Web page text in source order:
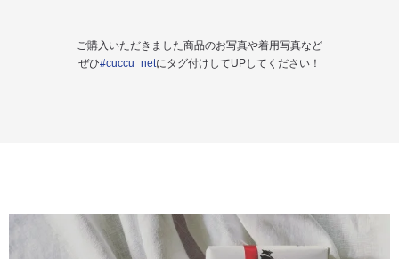
ご購入いただきました商品のお写真や着用写真など
ぜひ#cuccu_netにタグ付けしてUPしてください！